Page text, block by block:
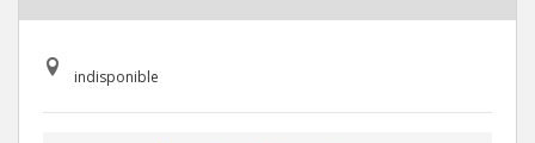
indisponible